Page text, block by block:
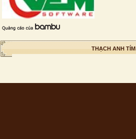
THẠCH ANH TÍM